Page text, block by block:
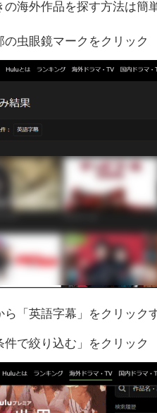
海外作品を探す方法は簡
の虫眼鏡マークをクリック
ら「英語字幕」をクリック
件で絞り込む」をクリック